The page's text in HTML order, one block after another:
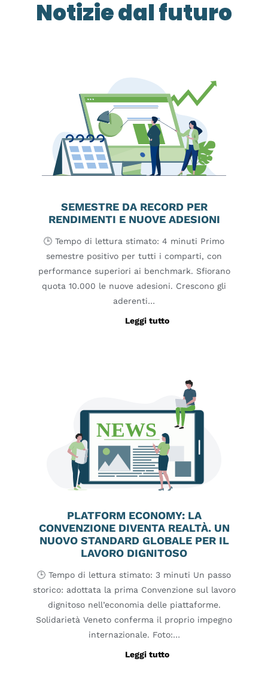
Notizie dal futuro
SEMESTRE DA RECORD PER
RENDIMENTI E NUOVE ADESIONI
🕒 Tempo di lettura stimato: 4 minuti Primo
semestre positivo per tutti i comparti, con
performance superiori ai benchmark. Sfiorano
quota 10.000 le nuove adesioni. Crescono gli
aderenti…
Leggi tutto
PLATFORM ECONOMY: LA
CONVENZIONE DIVENTA REALTÀ. UN
NUOVO STANDARD GLOBALE PER IL
LAVORO DIGNITOSO
🕒 Tempo di lettura stimato: 3 minuti Un passo
storico: adottata la prima Convenzione sul lavoro
dignitoso nell’economia delle piattaforme.
Solidarietà Veneto conferma il proprio impegno
internazionale. Foto:…
Leggi tutto